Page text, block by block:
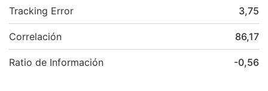
Tracking Error 3,75
Correlación 86,17
Ratio de Información -0,56